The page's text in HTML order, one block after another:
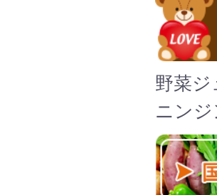
野菜ジ
ニン